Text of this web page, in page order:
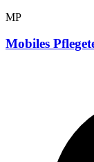
MP
Mobiles